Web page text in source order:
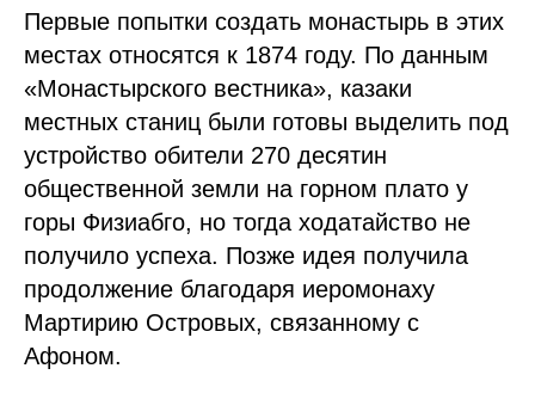
Первые попытки создать монастырь в этих
местах относятся к 1874 году. По данным
«Монастырского вестника», казаки
местных станиц были готовы выделить под
устройство обители 270 десятин
общественной земли на горном плато у
горы Физиабго, но тогда ходатайство не
получило успеха. Позже идея получила
продолжение благодаря иеромонаху
Мартирию Островых, связанному с
Афоном.